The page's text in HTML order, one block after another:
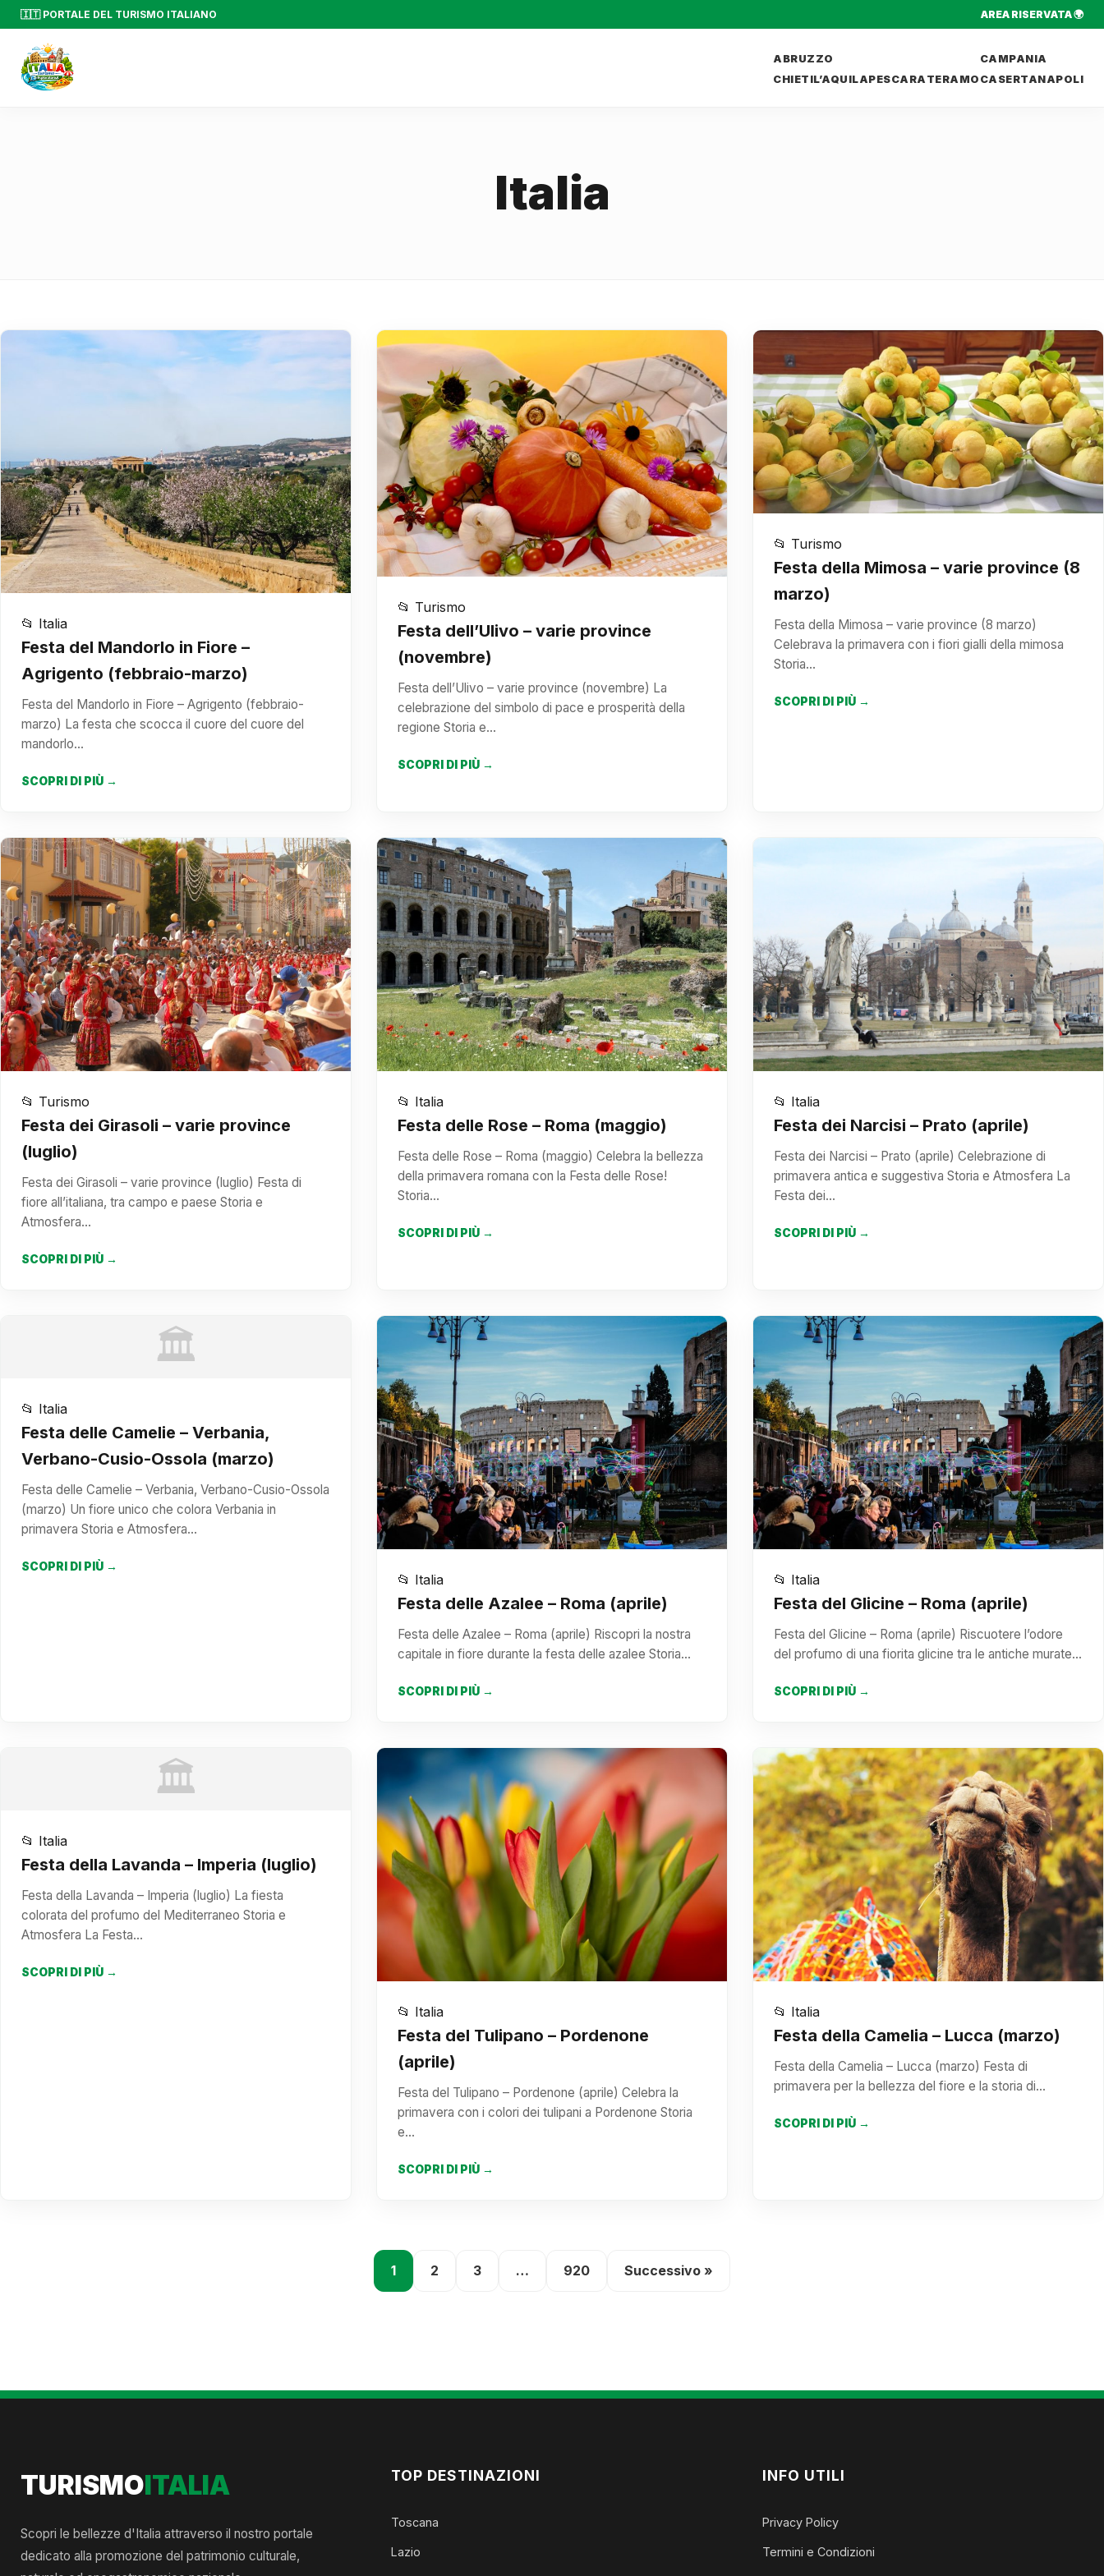
🇮🇹 PORTALE DEL TURISMO ITALIANO AREA RISERVATA 🌍
ABRUZZO
CHIETIL’AQUILAPESCARA TERAMO
CAMPANIA
CASERTANAPOLI
Italia
📂 Italia
Festa del Mandorlo in Fiore –
Agrigento (febbraio-marzo)
Festa del Mandorlo in Fiore – Agrigento (febbraio-
marzo) La festa che scocca il cuore del cuore del
mandorlo…
SCOPRI DI PIÙ →
📂 Turismo
Festa dell’Ulivo – varie province
(novembre)
Festa dell’Ulivo – varie province (novembre) La
celebrazione del simbolo di pace e prosperità della
regione Storia e…
SCOPRI DI PIÙ →
📂 Turismo
Festa della Mimosa – varie province (8
marzo)
Festa della Mimosa – varie province (8 marzo)
Celebrava la primavera con i fiori gialli della mimosa
Storia…
SCOPRI DI PIÙ →
📂 Turismo
Festa dei Girasoli – varie province
(luglio)
Festa dei Girasoli – varie province (luglio) Festa di
fiore all’italiana, tra campo e paese Storia e
Atmosfera…
SCOPRI DI PIÙ →
📂 Italia
Festa delle Rose – Roma (maggio)
Festa delle Rose – Roma (maggio) Celebra la bellezza
della primavera romana con la Festa delle Rose!
Storia…
SCOPRI DI PIÙ →
📂 Italia
Festa dei Narcisi – Prato (aprile)
Festa dei Narcisi – Prato (aprile) Celebrazione di
primavera antica e suggestiva Storia e Atmosfera La
Festa dei…
SCOPRI DI PIÙ →
🏛️
📂 Italia
Festa delle Camelie – Verbania,
Verbano-Cusio-Ossola (marzo)
Festa delle Camelie – Verbania, Verbano-Cusio-Ossola
(marzo) Un fiore unico che colora Verbania in
primavera Storia e Atmosfera…
SCOPRI DI PIÙ →
📂 Italia
Festa delle Azalee – Roma (aprile)
Festa delle Azalee – Roma (aprile) Riscopri la nostra
capitale in fiore durante la festa delle azalee Storia…
SCOPRI DI PIÙ →
📂 Italia
Festa del Glicine – Roma (aprile)
Festa del Glicine – Roma (aprile) Riscuotere l’odore
del profumo di una fiorita glicine tra le antiche murate…
SCOPRI DI PIÙ →
🏛️
📂 Italia
Festa della Lavanda – Imperia (luglio)
Festa della Lavanda – Imperia (luglio) La fiesta
colorata del profumo del Mediterraneo Storia e
Atmosfera La Festa…
SCOPRI DI PIÙ →
📂 Italia
Festa del Tulipano – Pordenone
(aprile)
Festa del Tulipano – Pordenone (aprile) Celebra la
primavera con i colori dei tulipani a Pordenone Storia
e…
SCOPRI DI PIÙ →
📂 Italia
Festa della Camelia – Lucca (marzo)
Festa della Camelia – Lucca (marzo) Festa di
primavera per la bellezza del fiore e la storia di…
SCOPRI DI PIÙ →
1 2 3 … 920 Successivo »
TURISMOITALIA
Scopri le bellezze d'Italia attraverso il nostro portale
dedicato alla promozione del patrimonio culturale,
TOP DESTINAZIONI
Toscana
Lazio
INFO UTILI
Privacy Policy
Termini e Condizioni